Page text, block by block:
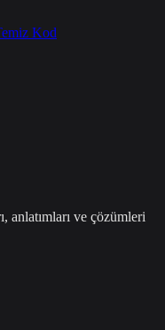
Kod
anlatımları ve çözümleri